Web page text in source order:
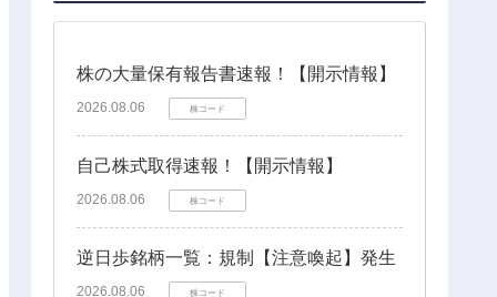
株の大量保有報告書速報！【開示情報】
2026.08.06 株コード
自己株式取得速報！【開示情報】
2026.08.06 株コード
逆日歩銘柄一覧：規制【注意喚起】発生
2026.08.06 株コード